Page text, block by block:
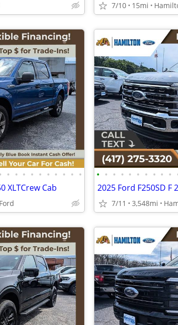
7/10 15mi
• • • • • • • • • •
XLTCrew Cab
• • • • • • • • • •
7/11 3,548mi